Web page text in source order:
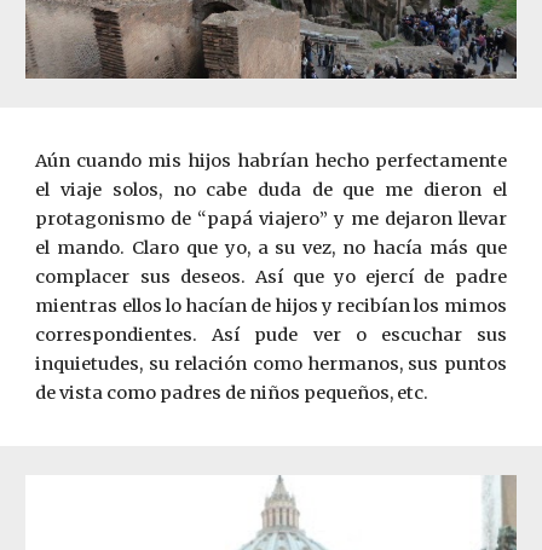
Aún cuando mis hijos habrían hecho perfectamente
el viaje solos, no cabe duda de que me dieron el
protagonismo de “papá viajero” y me dejaron llevar
el mando. Claro que yo, a su vez, no hacía más que
complacer sus deseos. Así que yo ejercí de padre
mientras ellos lo hacían de hijos y recibían los mimos
correspondientes. Así pude ver o escuchar sus
inquietudes, su relación como hermanos, sus puntos
de vista como padres de niños pequeños, etc.